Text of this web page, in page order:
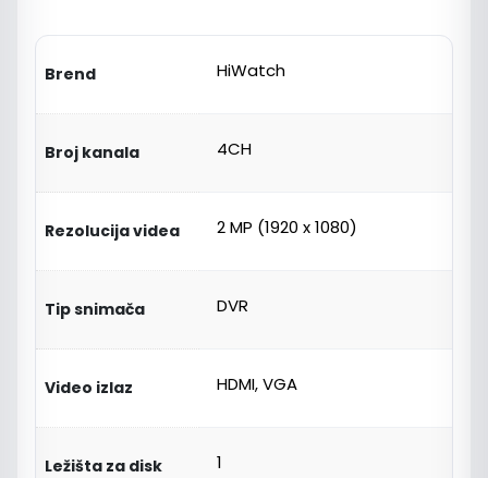
Brend HiWatch
Broj kanala 4CH
Rezolucija videa 2 MP (1920 x 1080)
Tip snimača DVR
Video izlaz HDMI, VGA
Ležišta za disk 1